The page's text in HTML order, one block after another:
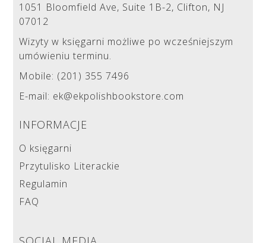
1051 Bloomfield Ave, Suite 1B-2, Clifton, NJ
07012
Wizyty w księgarni możliwe po wcześniejszym
umówieniu terminu.
Mobile: (201) 355 7496
E-mail: ek@ekpolishbookstore.com
INFORMACJE
O księgarni
Przytulisko Literackie
Regulamin
FAQ